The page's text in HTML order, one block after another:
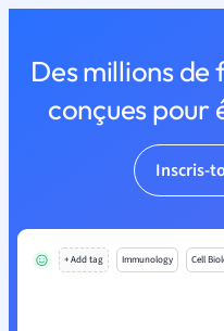
Des millions
conçues
Inscris-
+ Add tag Immunology Cell